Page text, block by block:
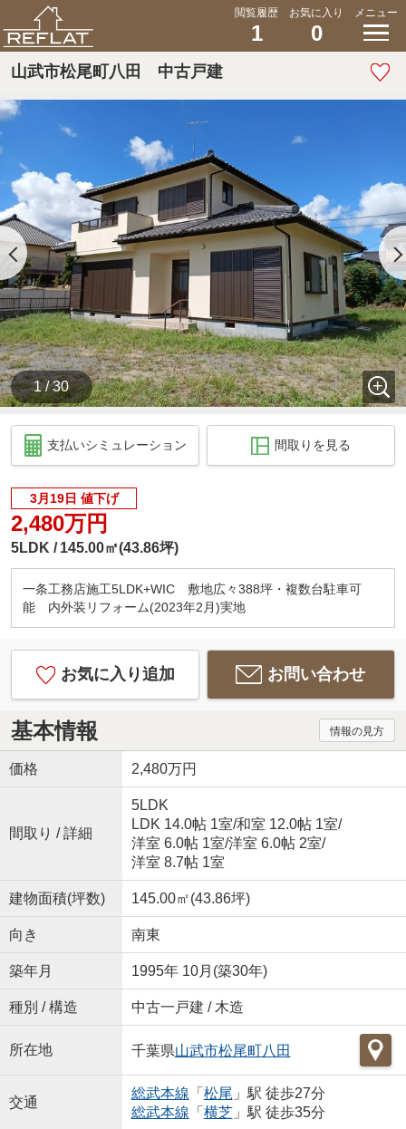
閲覧履歴
1
お気に入り
0
メニュー
山武市松尾町八田 中古戸建
1 / 30
支払いシミュレーション 間取りを見る
3月19日 値下げ
2,480万円
5LDK 145.00㎡(43.86坪)
一条工務店施工5LDK+WIC 敷地広々388坪・複数台駐車可
能 内外装リフォーム(2023年2月)実地
お気に入り追加 お問い合わせ
基本情報 情報の見方
価格 2,480万円
間取り / 詳細
5LDK
LDK 14.0帖 1室/和室 12.0帖 1室/
洋室 6.0帖 1室/洋室 6.0帖 2室/
洋室 8.7帖 1室
建物面積(坪数) 145.00㎡(43.86坪)
向き 南東
築年月 1995年 10月(築30年)
種別 / 構造 中古一戸建 / 木造
所在地 千葉県山武市松尾町八田
交通
総武本線 「 松尾 」駅 徒歩27分
総武本線 「 横芝」駅 徒歩35分